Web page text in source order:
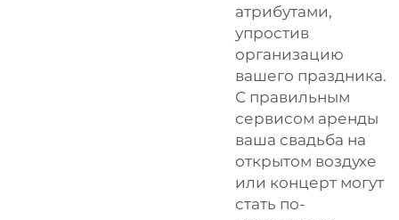
атрибутами,
упростив
организацию
вашего праздника.
С правильным
сервисом аренды
ваша свадьба на
открытом воздухе
или концерт могут
стать по-